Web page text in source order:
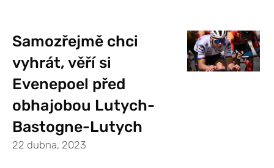
Samozřejmě chci
vyhrát, věří si
Evenepoel před
obhajobou Lutych-
Bastogne-Lutych
22 dubna, 2023